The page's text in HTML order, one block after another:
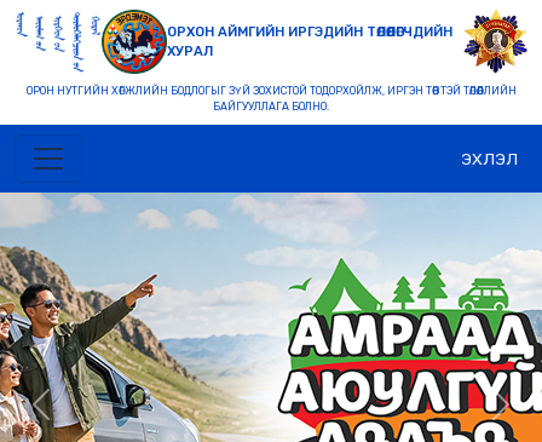
ОРХОН АЙМГИЙН ИРГЭДИЙН ТӨЛӨӨЛӨГЧДИЙН
ХУРАЛ
ОРОН НУТГИЙН ХӨГЖЛИЙН БОДЛОГЫГ ЗҮЙ ЗОХИСТОЙ ТОДОРХОЙЛЖ, ИРГЭН ТӨВТЭЙ ТӨЛӨӨЛЛИЙН
БАЙГУУЛЛАГА БОЛНО.
ЭХЛЭЛ
Previous Next